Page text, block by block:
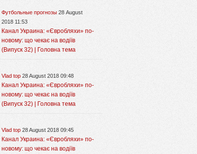
Футбольные прогнозы 28 August
2018 11:53
Канал Украина: «Євробляхи» по-
новому: що чекає на водіїв
(Випуск 32) | Головна тема
Vlad top 28 August 2018 09:48
Канал Украина: «Євробляхи» по-
новому: що чекає на водіїв
(Випуск 32) | Головна тема
Vlad top 28 August 2018 09:45
Канал Украина: «Євробляхи» по-
новому: що чекає на водіїв